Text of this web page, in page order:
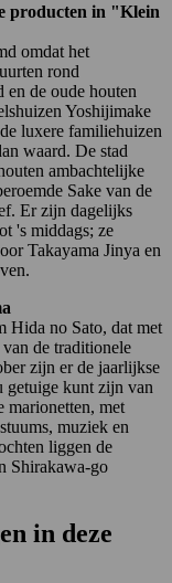
producten in "Klein
omdat het
rond
en de oude houten
Yoshijimake
luxere familiehuizen
waard. De stad
ambachtelijke
Sake van de
Er zijn dagelijks
's middags; ze
Takayama Jinya en
Hida no Sato, dat met
de traditionele
zijn er de jaarlijkse
getuige kunt zijn van
marionetten, met
muziek en
liggen de
Shirakawa-go
in deze